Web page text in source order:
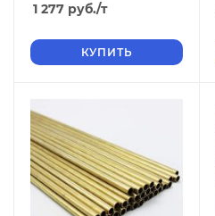
1 277 руб./т
КУПИТЬ